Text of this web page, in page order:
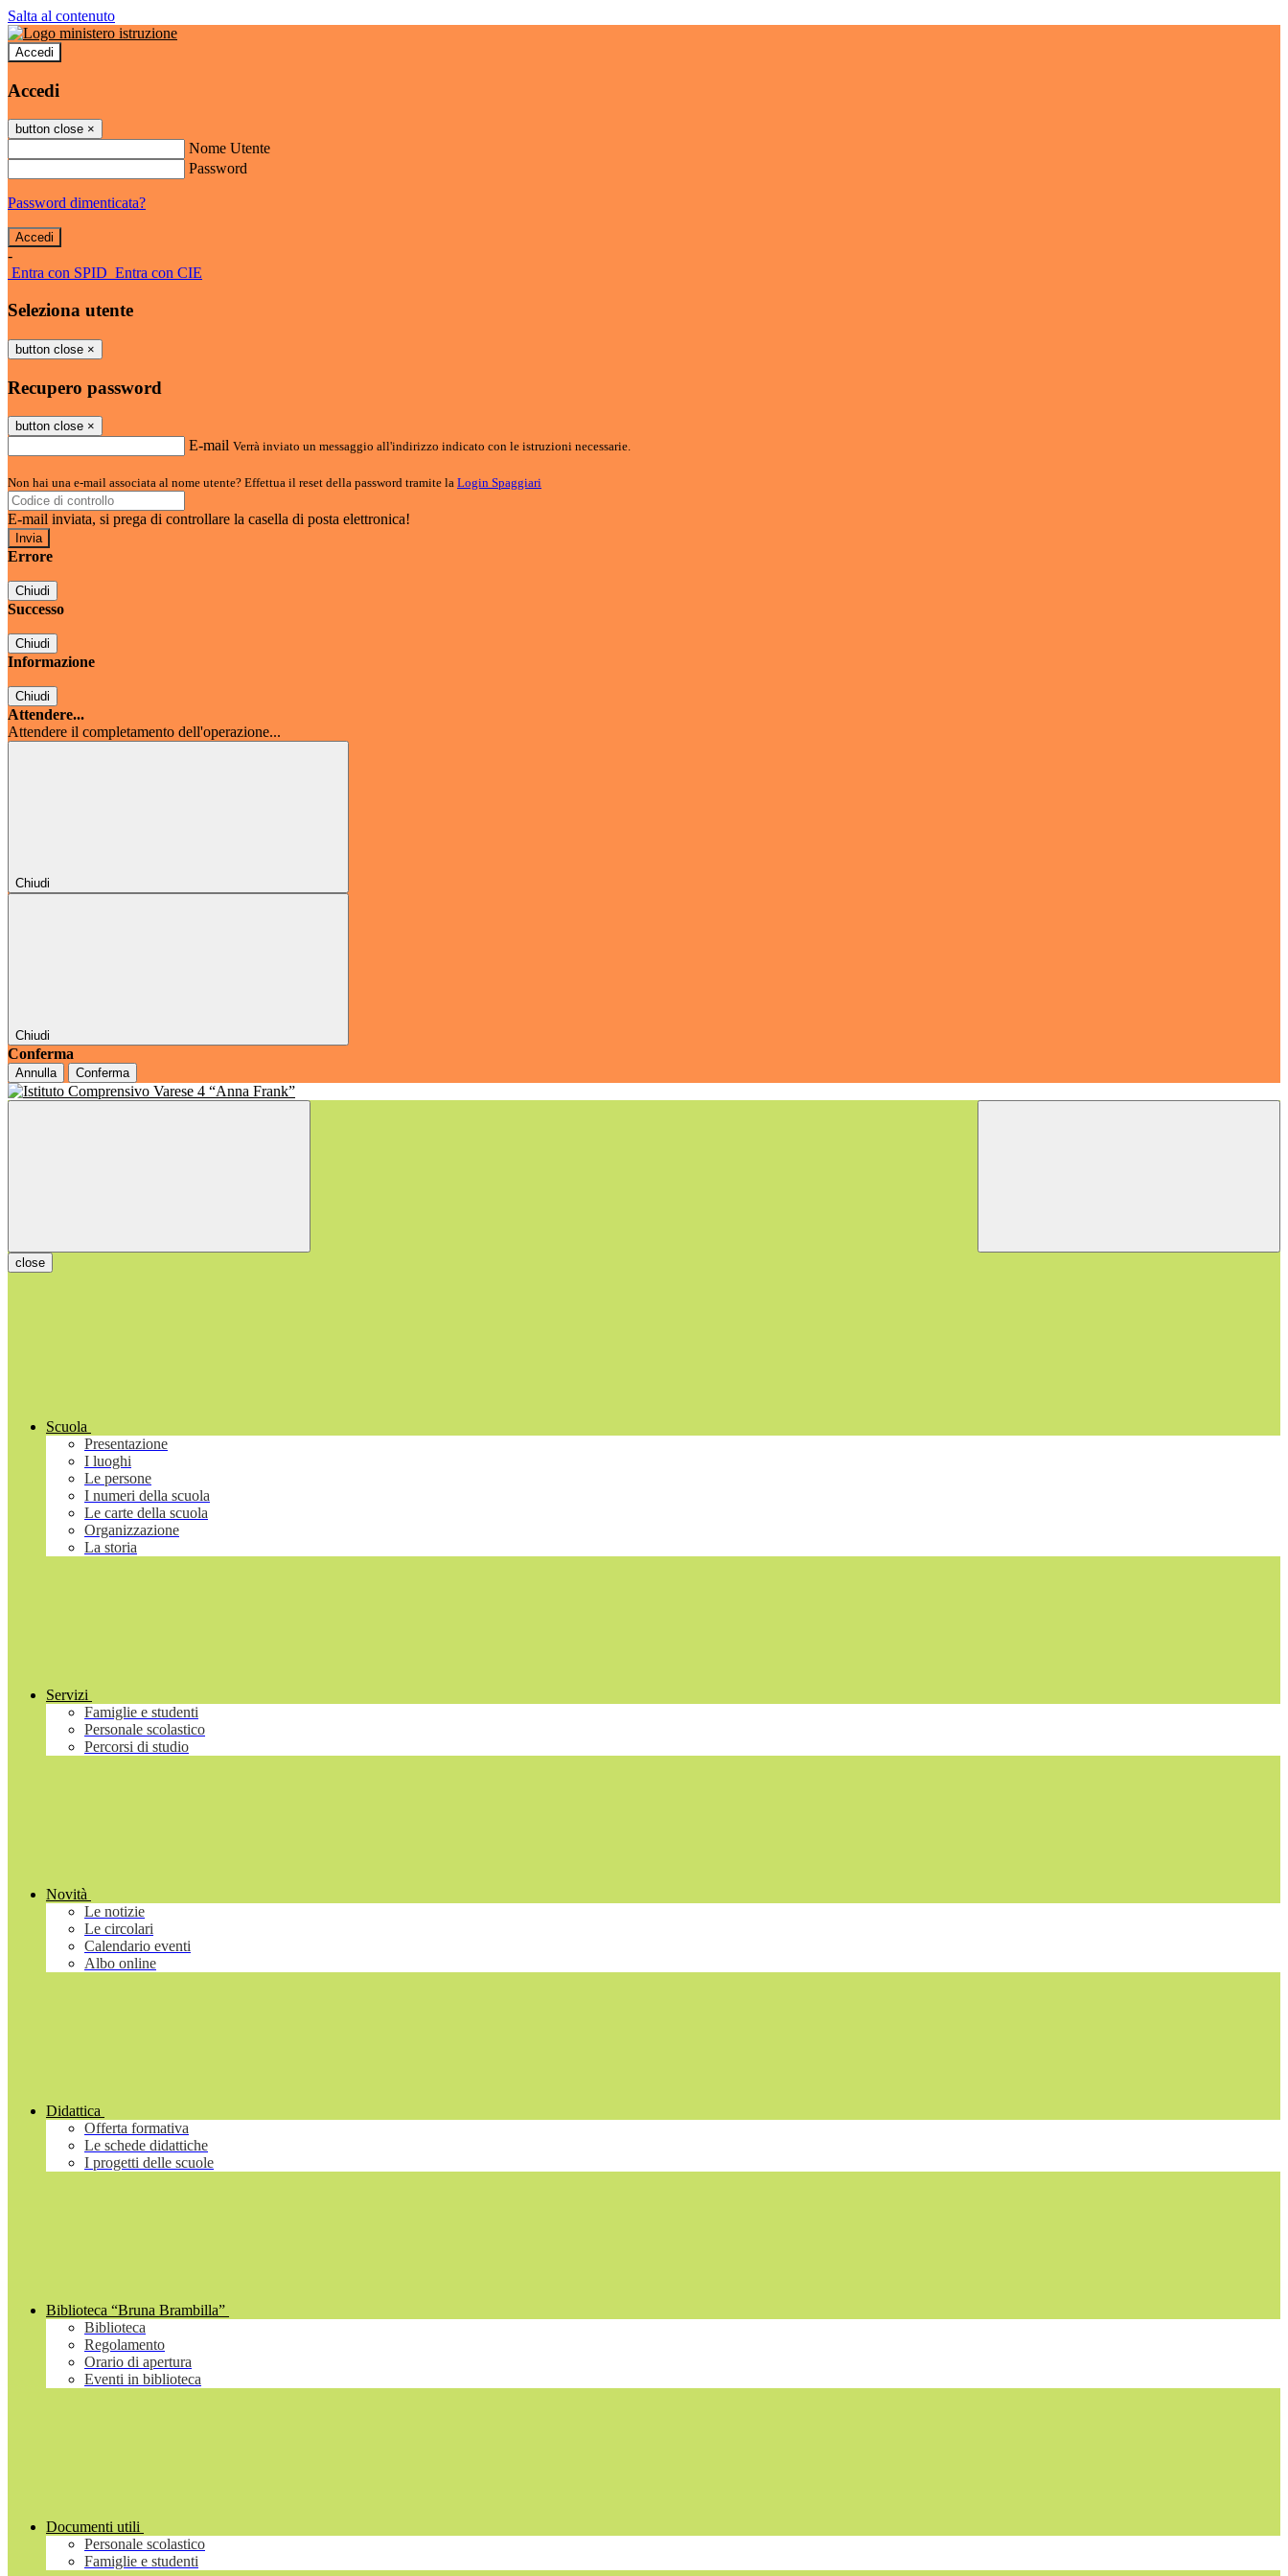
Salta al contenuto
Accedi
Accedi
button close ×
Nome Utente
Password
Password dimenticata?
-
Entra con SPID Entra con CIE
Seleziona utente
button close ×
Recupero password
button close ×
E-mail Verrà inviato un messaggio all'indirizzo indicato con le istruzioni necessarie.
Non hai una e-mail associata al nome utente? Effettua il reset della password tramite la Login Spaggiari
E-mail inviata, si prega di controllare la casella di posta elettronica!
Errore
Chiudi
Successo
Chiudi
Informazione
Chiudi
Attendere...
Attendere il completamento dell'operazione...
Chiudi
Chiudi
Conferma
Annulla Conferma
close
Scuola
Presentazione
I luoghi
Le persone
I numeri della scuola
Le carte della scuola
Organizzazione
La storia
Servizi
Famiglie e studenti
Personale scolastico
Percorsi di studio
Novità
Le notizie
Le circolari
Calendario eventi
Albo online
Didattica
Offerta formativa
Le schede didattiche
I progetti delle scuole
Biblioteca “Bruna Brambilla”
Biblioteca
Regolamento
Orario di apertura
Eventi in biblioteca
Documenti utili
Personale scolastico
Famiglie e studenti